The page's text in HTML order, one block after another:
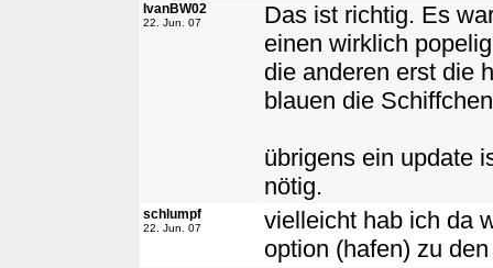
IvanBW02
22. Jun. 07
Das ist richtig. Es
einen wirklich
die anderen erst die
blauen die
übrigens ein update
nötig.
schlumpf
22. Jun. 07
vielleicht hab ich da
option (hafen) zu